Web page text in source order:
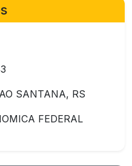
SANTANA, RS
FEDERAL